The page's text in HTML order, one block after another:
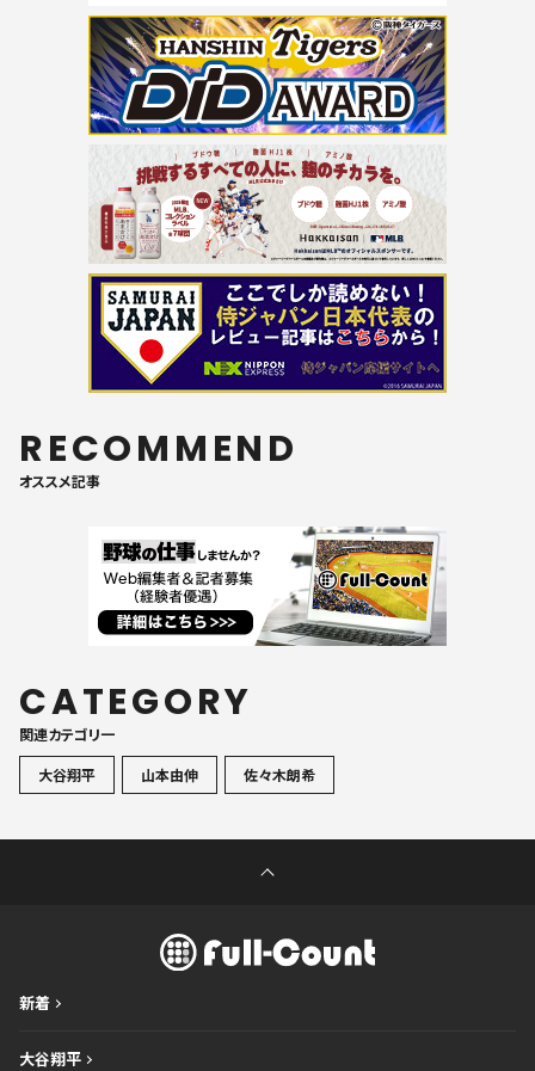
RECOMMEND
オススメ記事
CATEGORY
関連カテゴリ一
大谷翔平
山本由伸 佐々木朗希
新着
大谷翔平